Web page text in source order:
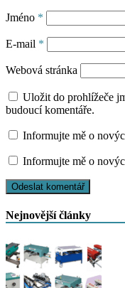
Jméno *
E-mail *
Webová stránka
Uložit do prohlížeče
budoucí komentáře.
Informujte mě o
Informujte mě o
Nejnovější články